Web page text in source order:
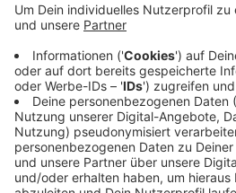
Autobahnen besser läuft. Das
RST-Region unter anderem die
Verkehrsminister der Länder
ein Abkommen unterzeichnet.
Lkw-Parkplätze an Feiertagen
Lkw-Kolonnen am Tag danach.
Niedersachsen haben teilweise
Feiertage, zum Beispiel
Reformationstag. Die Länder